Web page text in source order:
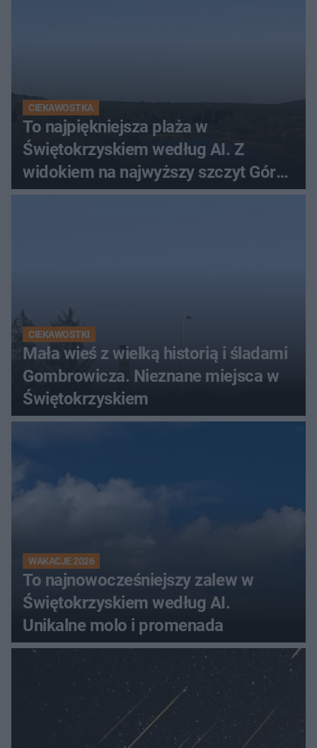
CIEKAWOSTKA
To najpiękniejsza plaża w
Świętokrzyskiem według AI. Z
widokiem na najwyższy szczyt Gór
Świętokrzyskich
CIEKAWOSTKI
Mała wieś z wielką historią i śladami
Gombrowicza. Nieznane miejsca w
Świętokrzyskiem
WAKACJE 2026
To najnowocześniejszy zalew w
Świętokrzyskiem według AI.
Unikalne molo i promenada